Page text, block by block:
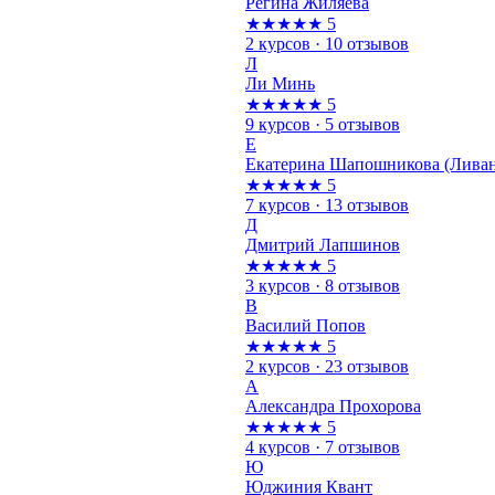
★★★★★ 5
2 курсов · 10 отзывов
Л
Ли Минь
★★★★★ 5
9 курсов · 5 отзывов
Е
Екатерина Шапошникова
★★★★★ 5
7 курсов · 13 отзывов
Д
Дмитрий Лапшинов
★★★★★ 5
3 курсов · 8 отзывов
В
Василий Попов
★★★★★ 5
2 курсов · 23 отзывов
А
Александра Прохорова
★★★★★ 5
4 курсов · 7 отзывов
Ю
Юджиния Квант